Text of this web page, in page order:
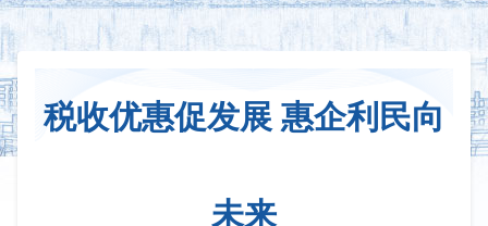
税收优惠促发展 惠企利民向
未来